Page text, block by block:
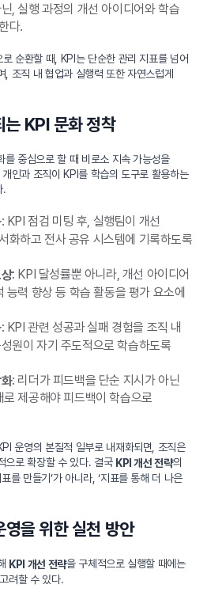
, 실행 과정의 개선 아이디어와 학습
다.
순환할 때, KPI는 단순한 관리 지표를 넘어
, 조직 내 협업과 실행력 또한 자연스럽게
는 KPI 문화 정착
를 중심으로 할 때 비로소 지속 가능성을
인과 조직이 KPI를 학습의 도구로 활용하는
.
: KPI 점검 미팅 후, 실행팀이 개선
화하고 전사 공유 시스템에 기록하도록
: KPI 달성률뿐 아니라, 개선 아이디어
능력 향상 등 학습 활동을 평가 요소에
: KPI 관련 성공과 실패 경험을 조직 내
원이 자기 주도적으로 학습하도록
: 리더가 피드백을 단순 지시가 아닌
로 제공해야 피드백이 학습으로
운영의 본질적 일부로 내재화되면, 조직은
으로 확장할 수 있다. 결국 KPI 개선 전략의
를 만들기’가 아니라, ‘지표를 통해 더 나은
을 위한 실천 방안
KPI 개선 전략을 구체적으로 실행할 때에는
려할 수 있다.